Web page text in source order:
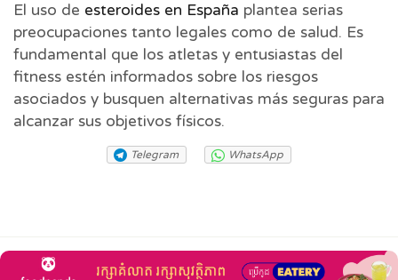
El uso de esteroides en España plantea serias
preocupaciones tanto legales como de salud. Es
fundamental que los atletas y entusiastas del
fitness estén informados sobre los riesgos
asociados y busquen alternativas más seguras para
alcanzar sus objetivos físicos.
Telegram WhatsApp